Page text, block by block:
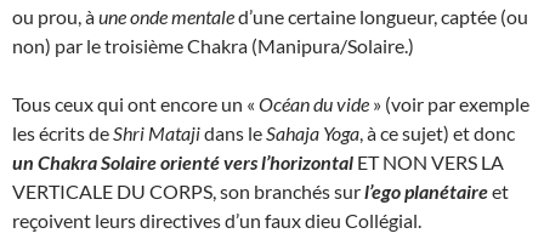
ou prou, àune onde mentaled’une certaine longueur, captée (ou
non) par le troisième Chakra (Manipura/Solaire.)
Tous ceux qui ont encore un « Océan du vide » (voir par exemple
les écrits de Shri Matajidans le Sahaja Yoga , à ce sujet) et donc
un Chakra Solaire orienté vers l’horizontal ET NON VERS LA
VERTICALE DU CORPS, son branchés surl’ego planétaireet
reçoivent leurs directives d’un faux dieu Collégial.